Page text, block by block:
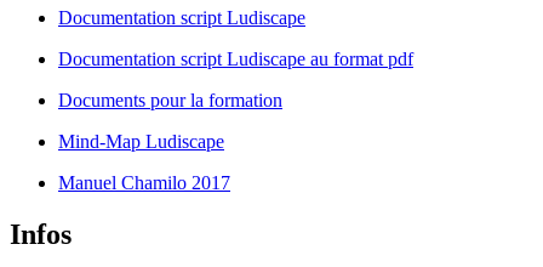
Documentation script Ludiscape
Documentation script Ludiscape au format pdf
Documents pour la formation
Mind-Map Ludiscape
Manuel Chamilo 2017
Infos